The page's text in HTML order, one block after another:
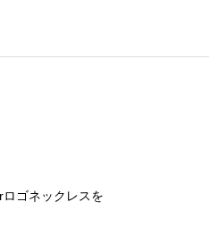
ゴネックレスを